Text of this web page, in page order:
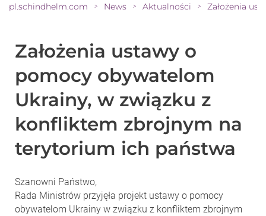
pl.schindhelm.com > News > Aktualności >
Założenia ustawy o
pomocy obywatelom
Ukrainy, w związku z
konfliktem zbrojnym na
terytorium ich państwa
Szanowni Państwo,
Rada Ministrów przyjęła projekt ustawy o pomocy
obywatelom Ukrainy w związku z konfliktem zbrojnym